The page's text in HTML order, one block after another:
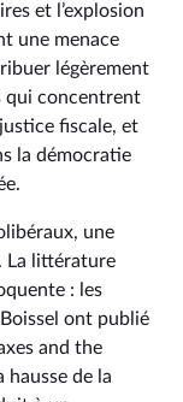
et l’explosion
une menace
légèrement
qui concentrent
fiscale, et
la démocratie
une
La littérature
: les
ont publié
and the
de la